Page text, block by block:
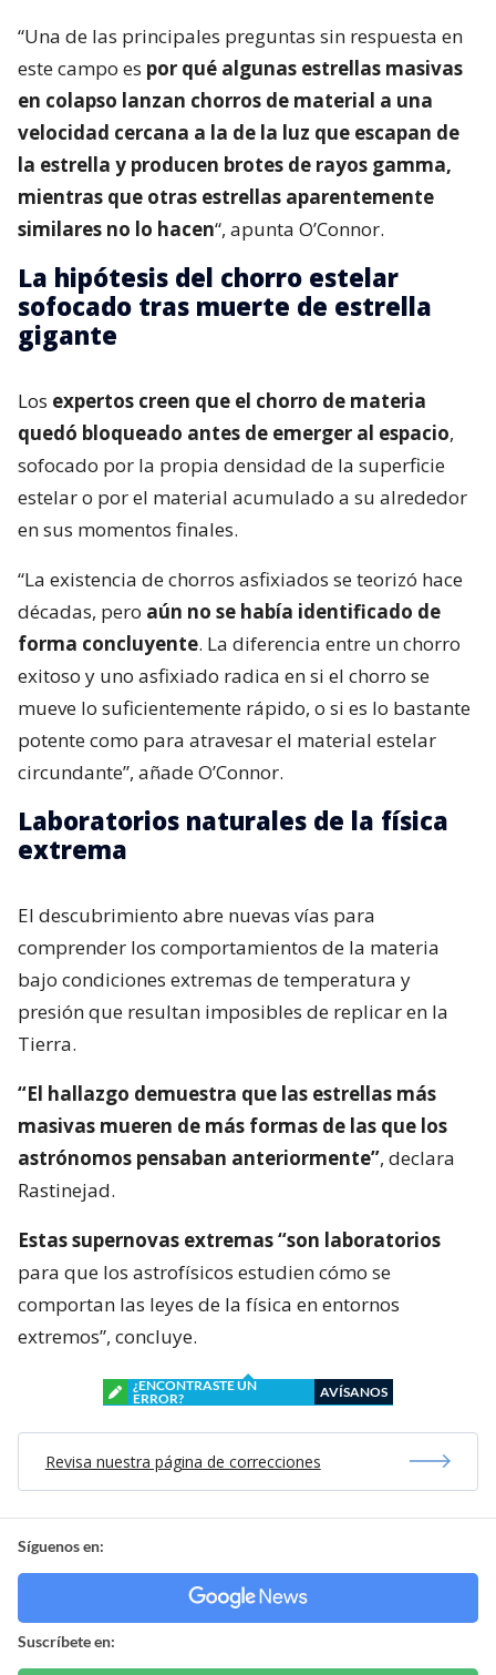
“Una de las principales preguntas sin respuesta en
este campo es por qué algunas estrellas masivas
en colapso lanzan chorros de material a una
velocidad cercana a la de la luz que escapan de
la estrella y producen brotes de rayos gamma,
mientras que otras estrellas aparentemente
similares no lo hacen“, apunta O’Connor.
La hipótesis del chorro estelar
sofocado tras muerte de estrella
gigante
Los expertos creen que el chorro de materia
quedó bloqueado antes de emerger al espacio,
sofocado por la propia densidad de la superficie
estelar o por el material acumulado a su alrededor
en sus momentos finales.
“La existencia de chorros asfixiados se teorizó hace
décadas, pero aún no se había identificado de
forma concluyente. La diferencia entre un chorro
exitoso y uno asfixiado radica en si el chorro se
mueve lo suficientemente rápido, o si es lo bastante
potente como para atravesar el material estelar
circundante”, añade O’Connor.
Laboratorios naturales de la física
extrema
El descubrimiento abre nuevas vías para
comprender los comportamientos de la materia
bajo condiciones extremas de temperatura y
presión que resultan imposibles de replicar en la
Tierra.
“El hallazgo demuestra que las estrellas más
masivas mueren de más formas de las que los
astrónomos pensaban anteriormente”, declara
Rastinejad.
Estas supernovas extremas “son laboratorios
para que los astrofísicos estudien cómo se
comportan las leyes de la física en entornos
extremos”, concluye.
¿ENCONTRASTE UN
ERROR?
AVÍSANOS
Revisa nuestra página de correcciones
Síguenos en:
Suscríbete en: